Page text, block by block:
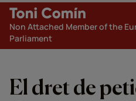
Non Attached Member of the
Parliament
El dret de